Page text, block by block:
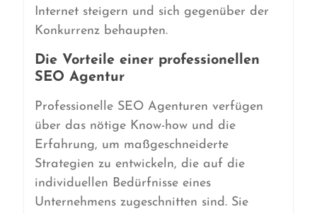
Internet steigern und sich gegenüber der
Konkurrenz behaupten.
Die Vorteile einer professionellen
SEO Agentur
Professionelle SEO Agenturen verfügen
über das nötige Know-how und die
Erfahrung, um maßgeschneiderte
Strategien zu entwickeln, die auf die
individuellen Bedürfnisse eines
Unternehmens zugeschnitten sind. Sie